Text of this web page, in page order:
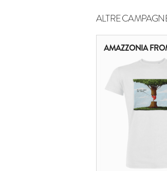
ALTRE